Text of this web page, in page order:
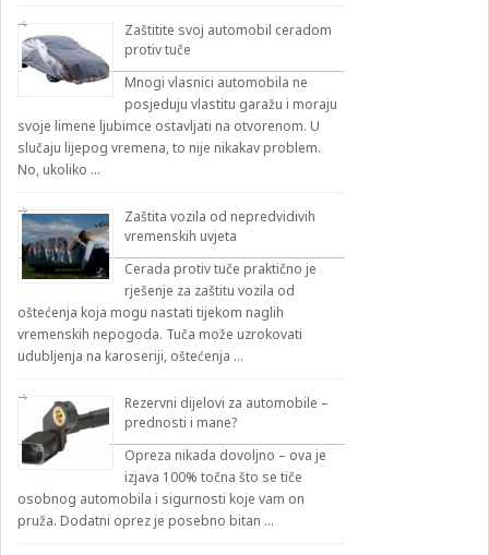
Zaštitite svoj automobil ceradom
protiv tuče
Mnogi vlasnici automobila ne
posjeduju vlastitu garažu i moraju
svoje limene ljubimce ostavljati na otvorenom. U
slučaju lijepog vremena, to nije nikakav problem.
No, ukoliko …
Zaštita vozila od nepredvidivih
vremenskih uvjeta
Cerada protiv tuče praktično je
rješenje za zaštitu vozila od
oštećenja koja mogu nastati tijekom naglih
vremenskih nepogoda. Tuča može uzrokovati
udubljenja na karoseriji, oštećenja …
Rezervni dijelovi za automobile –
prednosti i mane?
Opreza nikada dovoljno – ova je
izjava 100% točna što se tiče
osobnog automobila i sigurnosti koje vam on
pruža. Dodatni oprez je posebno bitan …